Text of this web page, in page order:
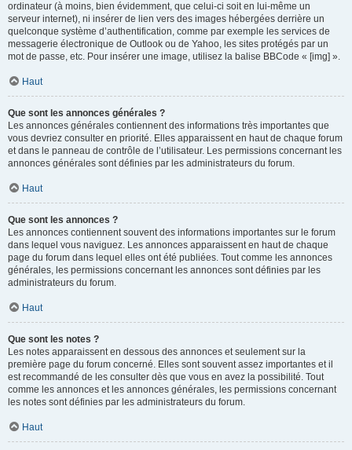
ordinateur (à moins, bien évidemment, que celui-ci soit en lui-même un
serveur internet), ni insérer de lien vers des images hébergées derrière un
quelconque système d’authentification, comme par exemple les services de
messagerie électronique de Outlook ou de Yahoo, les sites protégés par un
mot de passe, etc. Pour insérer une image, utilisez la balise BBCode « [img] ».
Haut
Que sont les annonces générales ?
Les annonces générales contiennent des informations très importantes que
vous devriez consulter en priorité. Elles apparaissent en haut de chaque forum
et dans le panneau de contrôle de l’utilisateur. Les permissions concernant les
annonces générales sont définies par les administrateurs du forum.
Haut
Que sont les annonces ?
Les annonces contiennent souvent des informations importantes sur le forum
dans lequel vous naviguez. Les annonces apparaissent en haut de chaque
page du forum dans lequel elles ont été publiées. Tout comme les annonces
générales, les permissions concernant les annonces sont définies par les
administrateurs du forum.
Haut
Que sont les notes ?
Les notes apparaissent en dessous des annonces et seulement sur la
première page du forum concerné. Elles sont souvent assez importantes et il
est recommandé de les consulter dès que vous en avez la possibilité. Tout
comme les annonces et les annonces générales, les permissions concernant
les notes sont définies par les administrateurs du forum.
Haut